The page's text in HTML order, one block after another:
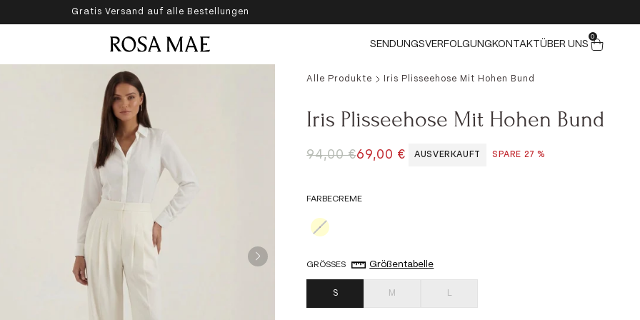
Gratis Versand auf alle Bestellungen
Rosa Mae Deutschland SENDUNGSVERFOLGUNG KONTAKTÜBER UNSWarenkorb
0 ELEMENTE
0
Alle Produkte Iris Plisseehose Mit Hohen Bund
Iris Plisseehose Mit Hohen Bund
REGULÄRER PREIS
94,00 €ANGEBOT
69,00 € AUSVERKAUFT SPARE 27 %
FARBECREME
Creme
GRÖSSES Größentabelle
S M